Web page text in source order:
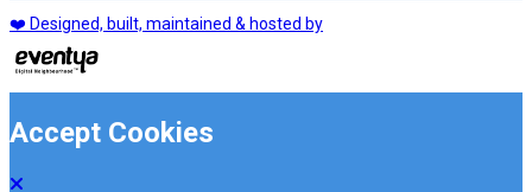
❤️ Designed, built, maintained & hosted by
Accept Cookies